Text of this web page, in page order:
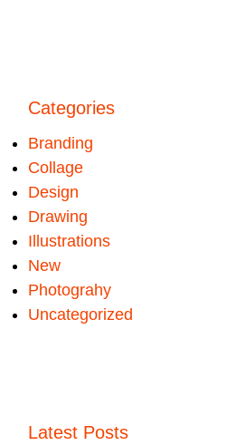
Categories
Branding
Collage
Design
Drawing
Illustrations
New
Photograhy
Uncategorized
Latest Posts